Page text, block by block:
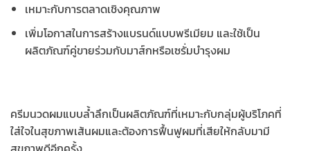
เหมาะกับการตลาดเชิงคุณภาพ
เพิ่มโอกาสในการสร้างแบรนด์แบบพรีเมียม และใช้เป็น
ผลิตภัณฑ์คู่ขายร่วมกับมาส์กหรือเซรั่มบำรุงผม
ครีมนวดผมแบบล้ำลึกเป็นผลิตภัณฑ์ที่เหมาะกับกลุ่มผู้บริโภคที่
ใส่ใจในสุขภาพเส้นผมและต้องการฟื้นฟูผมที่เสียให้กลับมามี